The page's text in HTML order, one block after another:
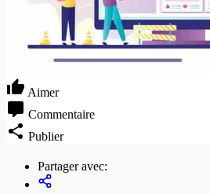
Aimer
Commentaire
Publier
Partager avec: